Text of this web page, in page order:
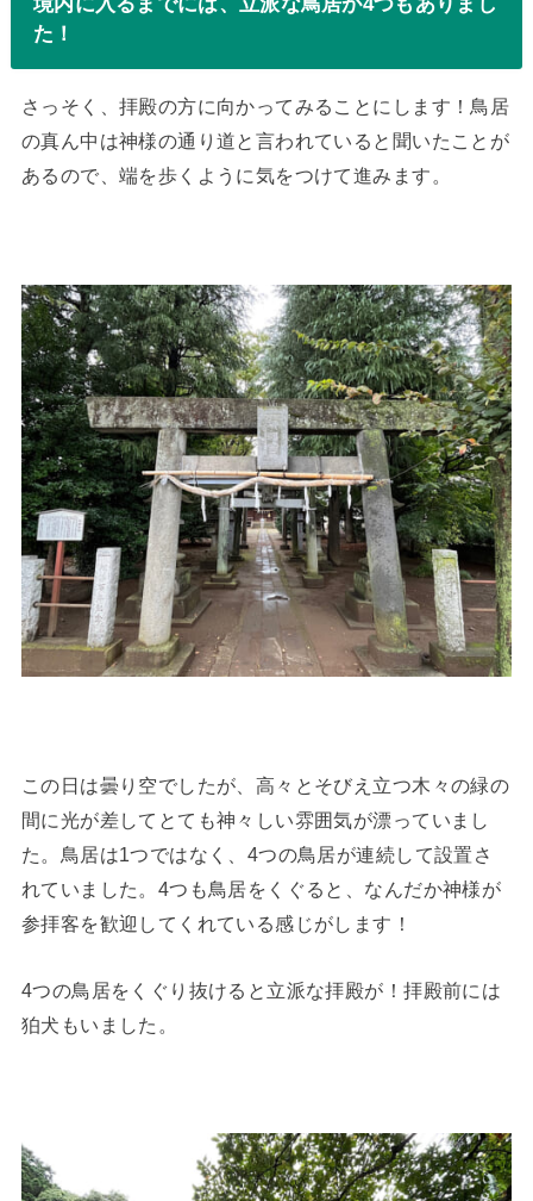
た！
さっそく、拝殿の方に向かってみることにします！鳥居
の真ん中は神様の通り道と言われていると聞いたことが
あるので、端を歩くように気をつけて進みます。
この日は曇り空でしたが、高々とそびえ立つ木々の緑の
間に光が差してとても神々しい雰囲気が漂っていまし
た。鳥居は1つではなく、4つの鳥居が連続して設置さ
れていました。4つも鳥居をくぐると、なんだか神様が
参拝客を歓迎してくれている感じがします！
4つの鳥居をくぐり抜けると立派な拝殿が！拝殿前には
狛犬もいました。